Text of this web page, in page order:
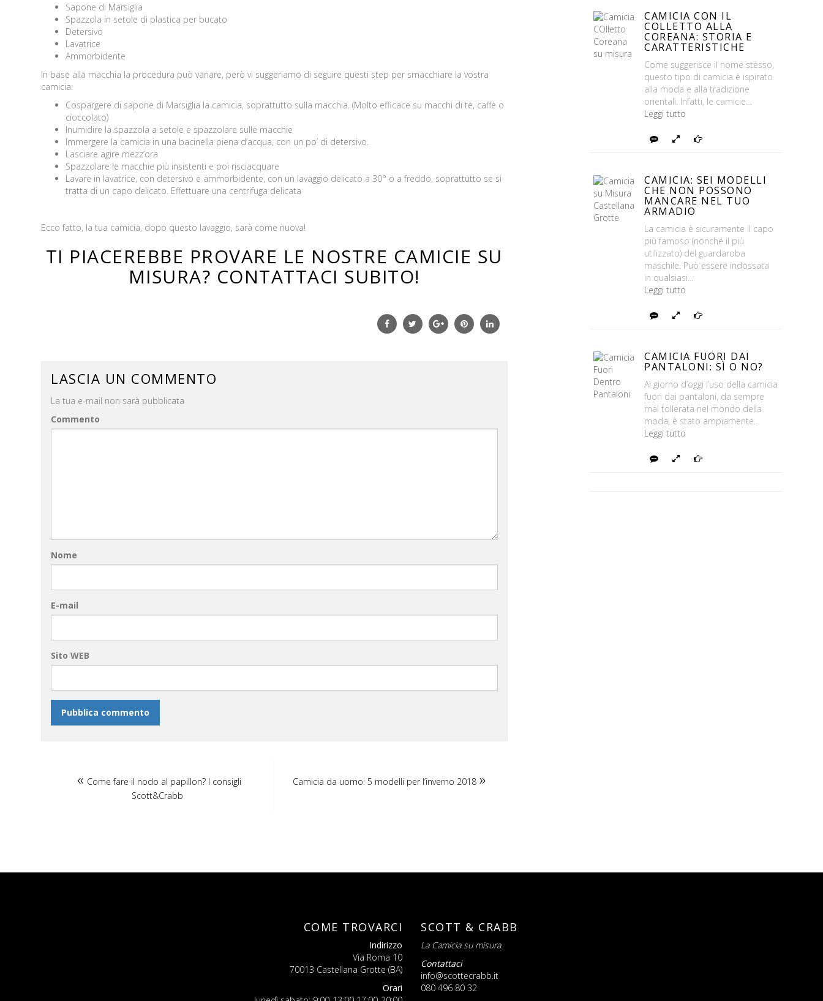
Sapone di Marsiglia
Spazzola in setole di plastica per bucato
Detersivo
Lavatrice
Ammorbidente
In base alla macchia la procedura può variare, però vi suggeriamo di seguire questi step per smacchiare la vostra
camicia:
Cospargere di sapone di Marsiglia la camicia, soprattutto sulla macchia. (Molto efficace su macchi di tè, caffè o
cioccolato)
Inumidire la spazzola a setole e spazzolare sulle macchie
Immergere la camicia in una bacinella piena d’acqua, con un po’ di detersivo.
Lasciare agire mezz’ora
Spazzolare le macchie più insistenti e poi risciacquare
Lavare in lavatrice, con detersivo e ammorbidente, con un lavaggio delicato a 30° o a freddo, soprattutto se si
tratta di un capo delicato. Effettuare una centrifuga delicata
Ecco fatto, la tua camicia, dopo questo lavaggio, sarà come nuova!
TI PIACEREBBE PROVARE LE NOSTRE CAMICIE SU
MISURA? CONTATTACI SUBITO!
FacebookTwitterGoogle+PinterestLinkedin
LASCIA UN COMMENTO
La tua e-mail non sarà pubblicata
Commento
Nome
E-mail
Sito WEB
Come fare il nodo al papillon? I consigli
Scott&Crabb
Camicia da uomo: 5 modelli per l’inverno 2018
CAMICIA CON IL
COLLETTO ALLA
COREANA: STORIA E
CARATTERISTICHE
Come suggerisce il nome stesso,
questo tipo di camicia è ispirato
alla moda e alla tradizione
orientali. Infatti, le camicie…
Leggi tutto
Rispondi FotoContinua
CAMICIA: SEI MODELLI
CHE NON POSSONO
MANCARE NEL TUO
ARMADIO
La camicia è sicuramente il capo
più famoso (nonché il più
utilizzato) del guardaroba
maschile. Può essere indossata
in qualsiasi…
Leggi tutto
Rispondi FotoContinua
CAMICIA FUORI DAI
PANTALONI: SÌ O NO?
Al giorno d’oggi l’uso della camicia
fuori dai pantaloni, da sempre
mal tollerata nel mondo della
moda, è stato ampiamente…
Leggi tutto
Rispondi FotoContinua
COME TROVARCI
Indirizzo
Via Roma 10
70013 Castellana Grotte (BA)
Orari
SCOTT & CRABB
La Camicia su misura.
Contattaci
info@scottecrabb.it
080 496 80 32